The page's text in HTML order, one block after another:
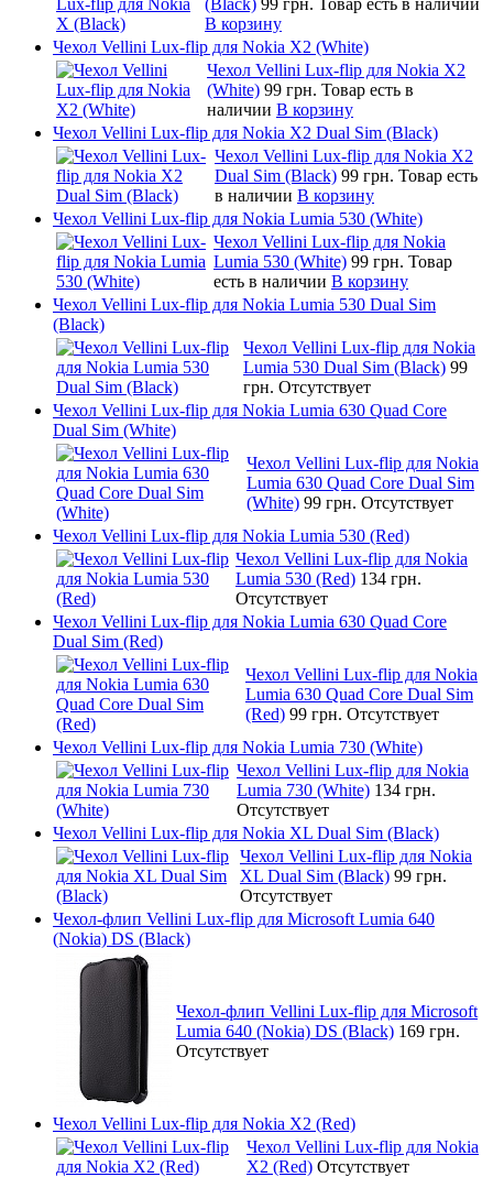
В корзину
Чехол Vellini Lux-flip для Nokia X2 (White)
Чехол Vellini Lux-flip для Nokia X2
(White) 99 грн. Товар есть в
наличии В корзину
Чехол Vellini Lux-flip для Nokia X2 Dual Sim (Black)
Чехол Vellini Lux-flip для Nokia X2
Dual Sim (Black) 99 грн. Товар есть
в наличии В корзину
Чехол Vellini Lux-flip для Nokia Lumia 530 (White)
Чехол Vellini Lux-flip для Nokia
Lumia 530 (White) 99 грн. Товар
есть в наличии В корзину
Чехол Vellini Lux-flip для Nokia Lumia 530 Dual Sim
(Black)
Чехол Vellini Lux-flip для Nokia
Lumia 530 Dual Sim (Black) 99
грн. Отсутствует
Чехол Vellini Lux-flip для Nokia Lumia 630 Quad Core
Dual Sim (White)
Чехол Vellini Lux-flip для Nokia
Lumia 630 Quad Core Dual Sim
(White) 99 грн. Отсутствует
Чехол Vellini Lux-flip для Nokia Lumia 530 (Red)
Чехол Vellini Lux-flip для Nokia
Lumia 530 (Red) 134 грн.
Отсутствует
Чехол Vellini Lux-flip для Nokia Lumia 630 Quad Core
Dual Sim (Red)
Чехол Vellini Lux-flip для Nokia
Lumia 630 Quad Core Dual Sim
(Red) 99 грн. Отсутствует
Чехол Vellini Lux-flip для Nokia Lumia 730 (White)
Чехол Vellini Lux-flip для Nokia
Lumia 730 (White) 134 грн.
Отсутствует
Чехол Vellini Lux-flip для Nokia XL Dual Sim (Black)
Чехол Vellini Lux-flip для Nokia
XL Dual Sim (Black) 99 грн.
Отсутствует
Чехол-флип Vellini Lux-flip для Microsoft Lumia 640
(Nokia) DS (Black)
Чехол-флип Vellini Lux-flip для Microsoft
Lumia 640 (Nokia) DS (Black) 169 грн.
Отсутствует
Чехол Vellini Lux-flip для Nokia X2 (Red)
Чехол Vellini Lux-flip для Nokia
X2 (Red) Отсутствует